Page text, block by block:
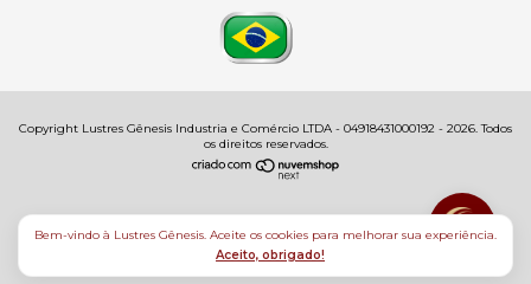
Bem-vindo à Lustres Gênesis. Aceite os cookies para melhorar sua experiência.
Aceito, obrigado!
Copyright Lustres Gênesis Industria e Comércio LTDA - 04918431000192 - 2026. Todos
os direitos reservados.